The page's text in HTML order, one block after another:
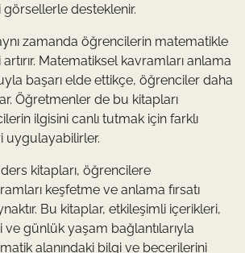
desteklenir.
zamanda öğrencilerin matematikle
Matematiksel kavramları anlama
başarı elde ettikçe, öğrenciler daha
Öğretmenler de bu kitapları
ilgisini canlı tutmak için farklı
uygulayabilirler.
ders kitapları, öğrencilere
keşfetme ve anlama fırsatı
Bu kitaplar, etkileşimli içerikleri,
günlük yaşam bağlantılarıyla
alanındaki bilgi ve becerilerini